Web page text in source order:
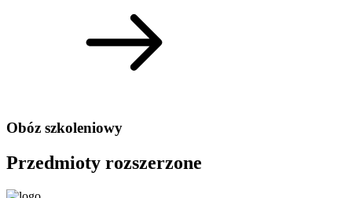
Obóz szkoleniowy
Przedmioty rozszerzone